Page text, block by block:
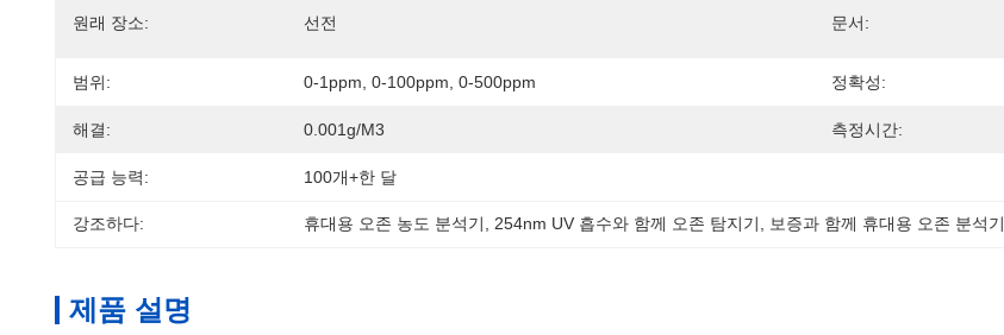
원래 장소: 선전 문서:
범위: 0-1ppm, 0-100ppm, 0-500ppm 정확성:
해결: 0.001g/m3 측정시간:
공급 능력: 100개+한 달
강조하다: 휴대용 오존 농도 분석기 254nm UV 흡수와 함께 오존 탐지기 보증과 함께 휴대용 오존 분석기
제품 설명